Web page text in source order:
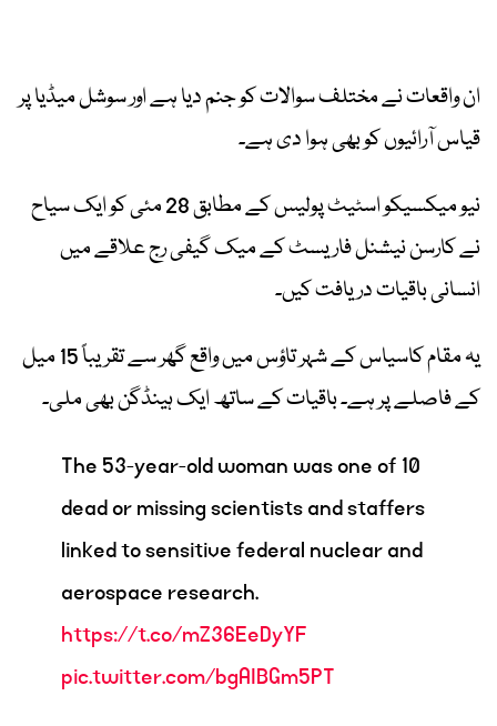
ان واقعات نے مختلف سوالات کو جنم دیا ہے اور سوشل میڈیا پر
قیاس آرائیوں کو بھی ہوا دی ہے۔
نیو میکسیکو اسٹیٹ پولیس کے مطابق 28 مئی کو ایک سیاح
نے کارسن نیشنل فاریسٹ کے میک گیفی رج علاقے میں
انسانی باقیات دریافت کیں۔
یہ مقام کاسیاس کے شہر تاؤس میں واقع گھر سے تقریباً 15 میل
کے فاصلے پر ہے۔ باقیات کے ساتھ ایک ہینڈگن بھی ملی۔
The 53-year-old woman was one of 10
dead or missing scientists and staffers
linked to sensitive federal nuclear and
aerospace research.
https://t.co/mZ36EeDyYF
pic.twitter.com/bgAIBGm5PT